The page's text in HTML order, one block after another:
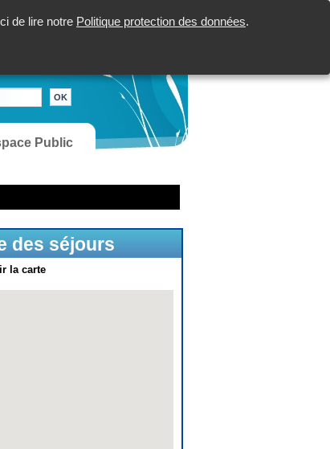
de lire notre Politique protection des données.
Public
des séjours
la carte